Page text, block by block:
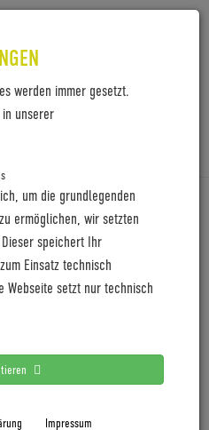
werden immer gesetzt.
unserer
um die grundlegenden
ermöglichen, wir setzten
speichert Ihr
Einsatz technisch
Webseite setzt nur technisch
Impressum
Seidel_PauPau-Media
Seidel_PauPau-Media